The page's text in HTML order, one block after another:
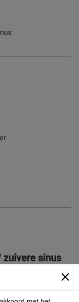
zuivere sinus